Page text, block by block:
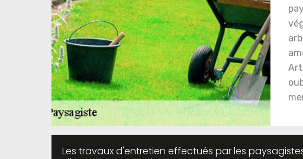
Les travaux d'entretien effectués par les